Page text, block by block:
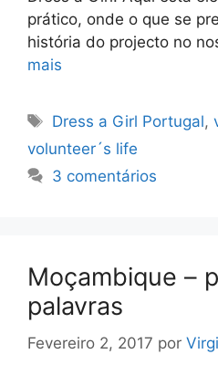
prático, onde o que se
história do projecto no
mais
Etiquetas
Dress a Girl Portugal,
volunteer´s life
3 comentários
Moçambique –
palavras
Fevereiro 2, 2017 por